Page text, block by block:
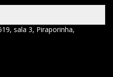
sala 3, Piraporinha,